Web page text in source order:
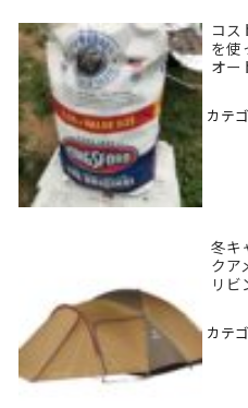
コス
を使
オー
カテ
冬キ
クア
リビ
カテ